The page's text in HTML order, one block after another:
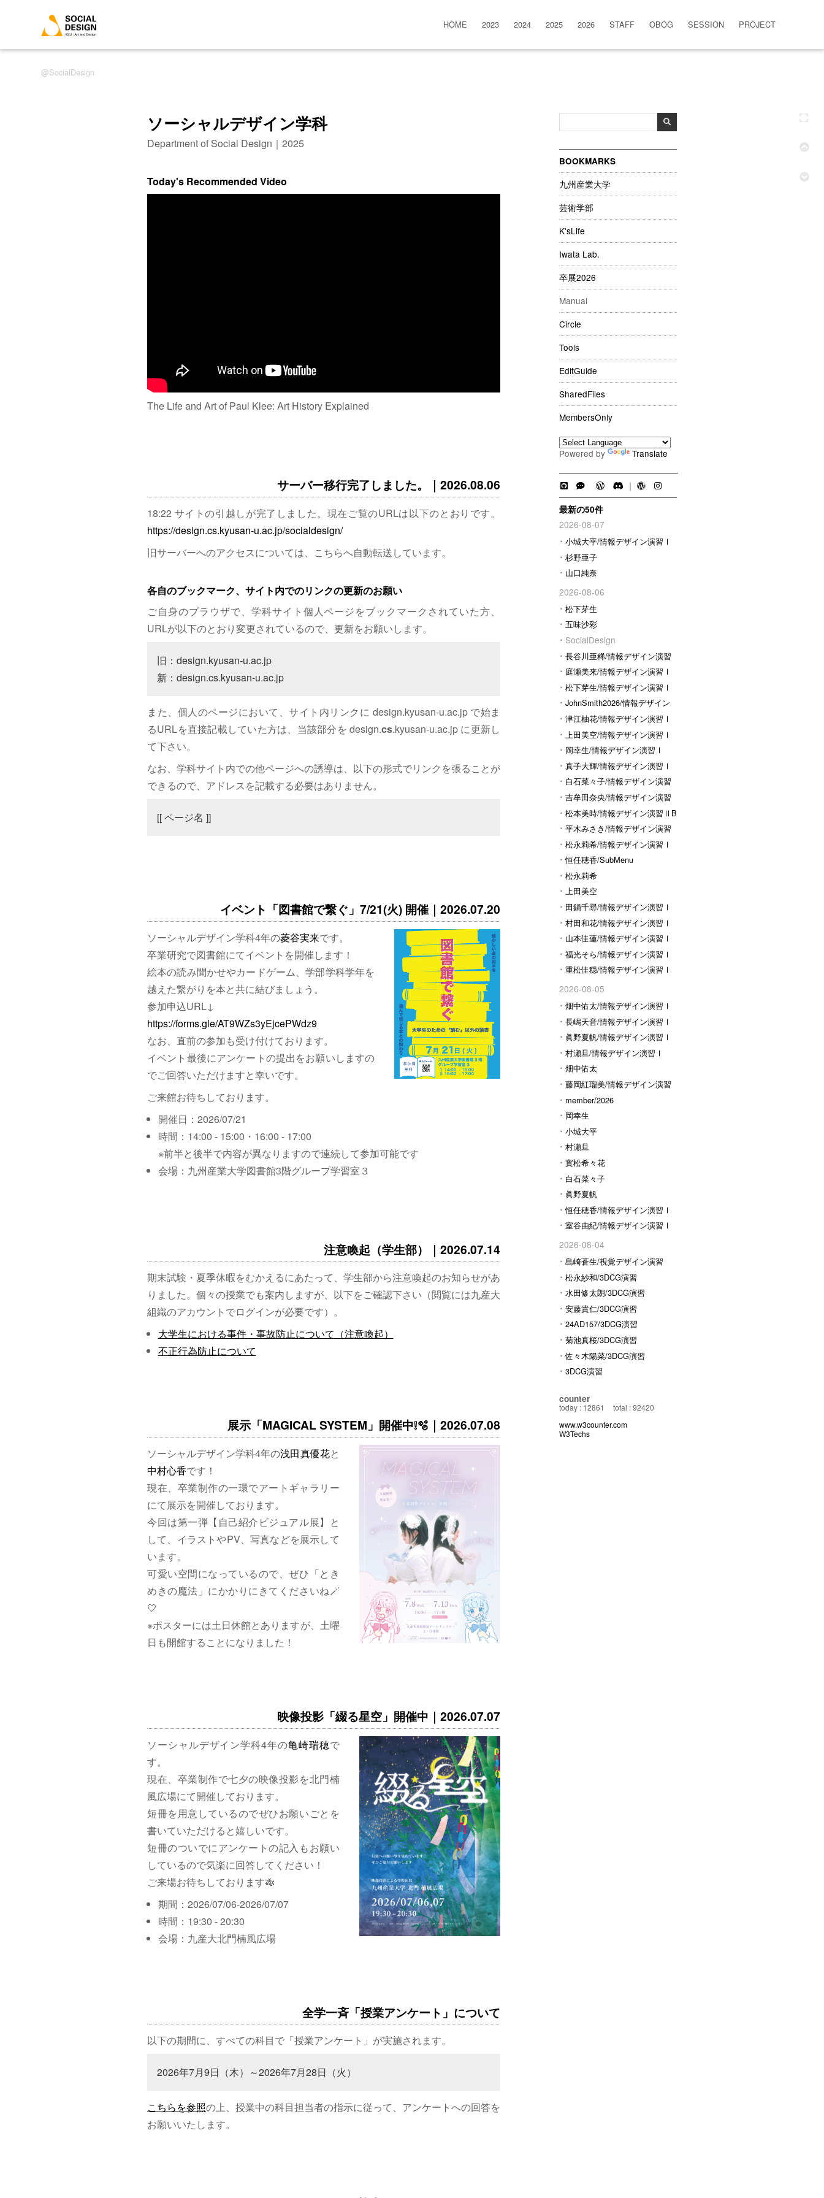
SocialDesign
HOME 2023 2024 2025 2026 STAFF OBOG SESSION PROJECT
BOOKMARKS
九州産業大学
芸術学部
K'sLife
Iwata Lab.
卒展2026
Manual
Circle
Tools
EditGuide
SharedFiles
MembersOnly
Powered by Translate
｜
最新の50件
2026-08-07
小城大平/情報デザイン演習Ⅰ
杉野亜子
山口純奈
2026-08-06
松下芽生
五味沙彩
SocialDesign
長谷川亜稀/情報デザイン演習
Ⅰ 庭瀬美来/情報デザイン演習Ⅰ
松下芽生/情報デザイン演習Ⅰ
JohnSmith2026/情報デザイン
演習I
津江柚花/情報デザイン演習Ⅰ
上田美空/情報デザイン演習Ⅰ
岡幸生/情報デザイン演習Ⅰ
真子大輝/情報デザイン演習Ⅰ
白石菜々子/情報デザイン演習
Ⅰ 吉牟田奈央/情報デザイン演習
Ⅰ 松本美時/情報デザイン演習ⅡB
平木みさき/情報デザイン演習
Ⅰ 松永莉希/情報デザイン演習Ⅰ
恒任穂香/SubMenu
松永莉希
上田美空
田鍋千尋/情報デザイン演習Ⅰ
村田和花/情報デザイン演習Ⅰ
山本佳蓮/情報デザイン演習Ⅰ
福光そら/情報デザイン演習Ⅰ
重松佳穏/情報デザイン演習Ⅰ
2026-08-05
畑中佑太/情報デザイン演習Ⅰ
長嶋天音/情報デザイン演習Ⅰ
眞野夏帆/情報デザイン演習Ⅰ
村瀬旦/情報デザイン演習Ⅰ
畑中佑太
藤岡紅瑠美/情報デザイン演習
Ⅰ member/2026
岡幸生
小城大平
村瀬旦
實松希々花
白石菜々子
眞野夏帆
恒任穂香/情報デザイン演習Ⅰ
室谷由紀/情報デザイン演習Ⅰ
2026-08-04
島崎蒼生/視覚デザイン演習
松永紗和/3DCG演習
水田修太朗/3DCG演習
安藤貴仁/3DCG演習
24AD157/3DCG演習
菊池真桜/3DCG演習
佐々木陽菜/3DCG演習
3DCG演習
counter
today : 12861
total : 92420
www.w3counter.com
W3Techs
ソーシャルデザイン学科
Department of Social Design｜2025
Today's Recommended Video
The Life and Art of Paul Klee: Art History Explained
サーバー移行完了しました。｜2026.08.06
18:22 サイトの引越しが完了しました。現在ご覧のURLは以下のとおりです。
https://design.cs.kyusan-u.ac.jp/socialdesign/
旧サーバーへのアクセスについては、こちらへ自動転送しています。
各自のブックマーク、サイト内でのリンクの更新のお願い
ご自身のブラウザで、学科サイト個人ページをブックマークされていた方、
URLが以下のとおり変更されているので、更新をお願いします。
旧：design.kyusan-u.ac.jp
新：design.cs.kyusan-u.ac.jp
また、個人のページにおいて、サイト内リンクに design.kyusan-u.ac.jp で始ま
るURLを直接記載していた方は、当該部分を design.cs.kyusan-u.ac.jp に更新し
て下さい。
なお、学科サイト内での他ページへの誘導は、以下の形式でリンクを張ることが
できるので、アドレスを記載する必要はありません。
[[ ページ名 ]]
イベント「図書館で繋ぐ」7/21(火) 開催｜2026.07.20
ソーシャルデザイン学科4年の菱谷実来です。
卒業研究で図書館にてイベントを開催します！
絵本の読み聞かせやカードゲーム、学部学科学年を
越えた繋がりを本と共に結びましょう。
参加申込URL↓
https://forms.gle/AT9WZs3yEjcePWdz9
なお、直前の参加も受け付けております。
イベント最後にアンケートの提出をお願いしますの
でご回答いただけますと幸いです。
ご来館お待ちしております。
開催日：2026/07/21
時間：14:00 - 15:00・16:00 - 17:00
※前半と後半で内容が異なりますので連続して参加可能です
会場：九州産業大学図書館3階グループ学習室３
注意喚起（学生部）｜2026.07.14
期末試験・夏季休暇をむかえるにあたって、学生部から注意喚起のお知らせがあ
りました。個々の授業でも案内しますが、以下をご確認下さい（閲覧には九産大
組織のアカウントでログインが必要です）。
大学生における事件・事故防止について（注意喚起）
不正行為防止について
展示「MAGICAL SYSTEM」開催中❕🫧｜2026.07.08
ソーシャルデザイン学科4年の浅田真優花と
中村心香です！
現在、卒業制作の一環でアートギャラリー
にて展示を開催しております。
今回は第一弾【自己紹介ビジュアル展】と
して、イラストやPV、写真などを展示して
います。
可愛い空間になっているので、ぜひ「とき
めきの魔法」にかかりにきてくださいね🪄
🤍
※ポスターには土日休館とありますが、土曜
日も開館することになりました！
映像投影「綴る星空」開催中｜2026.07.07
ソーシャルデザイン学科4年の亀崎瑞穂で
す。
現在、卒業制作で七夕の映像投影を北門楠
風広場にて開催しております。
短冊を用意しているのでぜひお願いごとを
書いていただけると嬉しいです。
短冊のついでにアンケートの記入もお願い
しているので気楽に回答してください！
ご来場お待ちしております🎋
期間：2026/07/06-2026/07/07
時間：19:30 - 20:30
会場：九産大北門楠風広場
全学一斉「授業アンケート」について
以下の期間に、すべての科目で「授業アンケート」が実施されます。
2026年7月9日（木）～2026年7月28日（火）
こちらを参照の上、授業中の科目担当者の指示に従って、アンケートへの回答を
お願いいたします。